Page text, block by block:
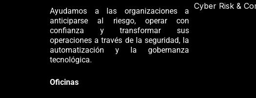
Ayudamos a las organizaciones a
anticiparse al riesgo, operar con
confianza y transformar sus
operaciones a través de la seguridad, la
automatización y la gobernanza
tecnológica.
Cyber Risk &
Oficinas